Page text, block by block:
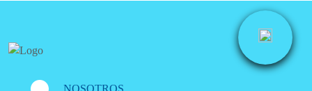
NOSOTROS